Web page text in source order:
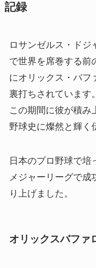
記録
ロサンゼルス・ドジ
で世界を席巻する前
にオリックス・バフ
裏打ちされています。
この期間に彼が積み
野球史に燦然と輝く
日本のプロ野球で
メジャーリーグで成
り上げました。
オリックスバファ